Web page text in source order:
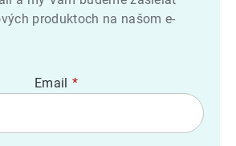
produktoch na našom e-
Email